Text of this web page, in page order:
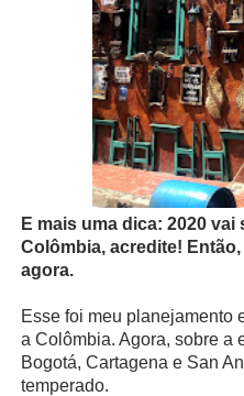
E mais uma dica: 2020
Colômbia, acredite!
agora.
Esse foi meu planejamento
a Colômbia. Agora, sobre a
Bogotá, Cartagena e San
temperado.